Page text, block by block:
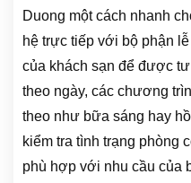
Duong một cách nhanh
hệ trực tiếp với bộ phận
của khách sạn để được
theo ngày, các chương
theo như bữa sáng hay
kiểm tra tình trạng phòng
phù hợp với nhu cầu của